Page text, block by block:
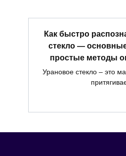
Как быстро
стекло —
простые методы
Урановое стекло – это